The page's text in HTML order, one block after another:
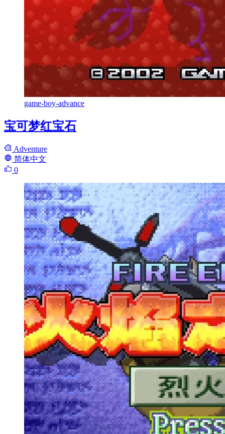
game-boy-advance
宝可梦红宝石
Adventure
简体中文
0